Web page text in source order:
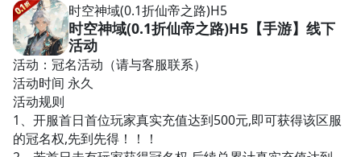
时空神域(0.1折仙帝之路)H5
时空神域(0.1折仙帝之路)H5【手游】线下
活动
活动：冠名活动（请与客服联系）
活动时间 永久
活动规则
1、开服首日首位玩家真实充值达到500元,即可获得该区服
的冠名权,先到先得！！！